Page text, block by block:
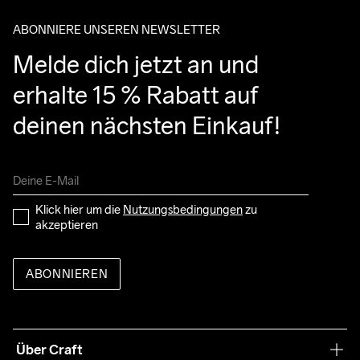
ABONNIERE UNSEREN NEWSLETTER
Melde dich jetzt an und
erhalte 15 % Rabatt auf
deinen nächsten Einkauf!
Klick hier um die Nutzungsbedingungen zu
akzeptieren
ABONNIEREN
Über Craft